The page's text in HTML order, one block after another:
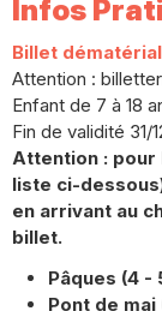
Infos
Billet
Attention :
Enfant de 7 à 18
Fin de validité 31/
Attention :
liste ci-
en arrivant au
billet.
Pâques (4 -
Pont de mai